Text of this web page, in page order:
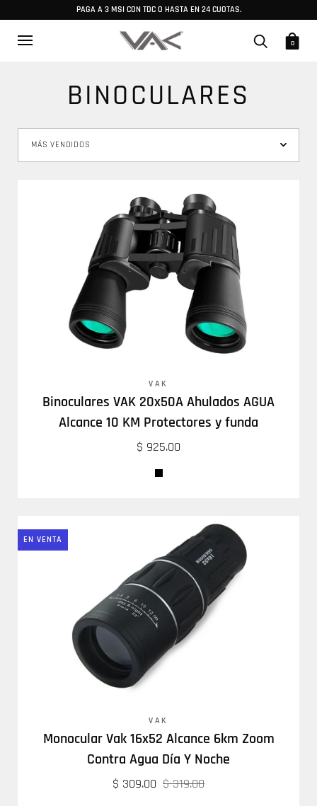
PAGA A 3 MSI CON TDC O HASTA EN 24 CUOTAS.
0
BINOCULARES
VAK
Binoculares VAK 20x50A Ahulados AGUA
Alcance 10 KM Protectores y funda
$ 925.00
EN VENTA
VAK
Monocular Vak 16x52 Alcance 6km Zoom
Contra Agua Día Y Noche
$ 309.00 $ 319.00